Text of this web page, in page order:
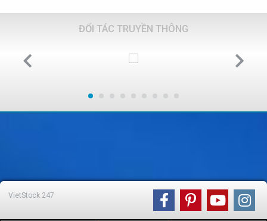
ĐỐI TÁC TRUYỀN THÔNG
VietStock 247